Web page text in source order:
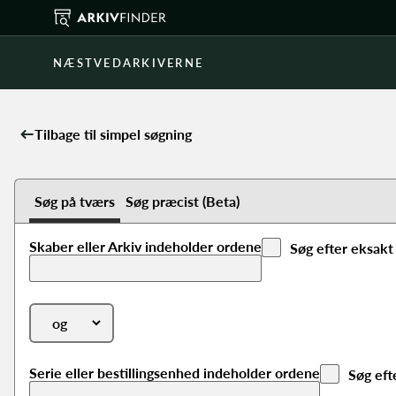
NÆSTVEDARKIVERNE
Tilbage til simpel søgning
Avanceret søgning
Søg på tværs Søg præcist (Beta)
Skaber eller Arkiv indeholder ordene Søg efter
Serie eller bestillingsenhed indeholder ordene Søg